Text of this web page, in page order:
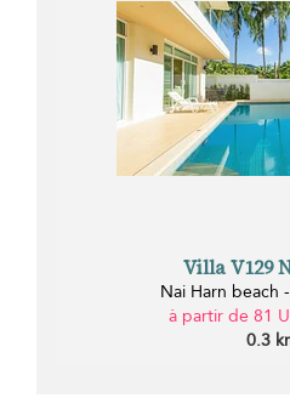
Villa V129
Nai Harn beach
à partir de 81
0.3